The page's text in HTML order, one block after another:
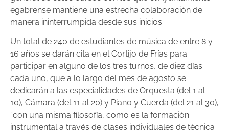
egabrense mantiene una estrecha colaboración de
manera ininterrumpida desde sus inicios.
Un total de 240 de estudiantes de música de entre 8 y
16 años se darán cita en el Cortijo de Frías para
participar en alguno de los tres turnos, de diez días
cada uno, que a lo largo del mes de agosto se
dedicarán a las especialidades de Orquesta (del 1 al
10), Cámara (del 11 al 20) y Piano y Cuerda (del 21 al 30),
“con una misma filosofía, como es la formación
instrumental a través de clases individuales de técnica